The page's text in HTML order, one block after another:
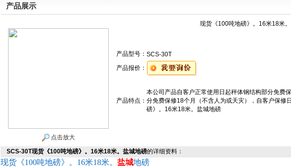
产品展示
现货《100吨地磅》。16米18米
点击放大
产品型号： SCS-30T
产品报价：
产品特点：
本公司产品自客户正常使用日起秤体钢结构部分免费
分免费保修18个月（不含人为或天灾），自客户保修
磅》。16米18米。盐城地磅
SCS-30T现货《100吨地磅》。16米18米。盐城地磅的详细资料：
现货《100吨地磅》。16米18米。 盐城地磅